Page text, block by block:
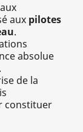
aux pilotes
.
absolue
de la
constituer